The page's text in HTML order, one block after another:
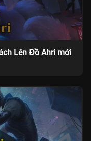
Lên Đồ Ahri mới